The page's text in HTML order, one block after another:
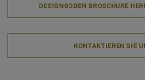
DESIGNBODEN BROSCHÜRE
KONTAKTIEREN SIE